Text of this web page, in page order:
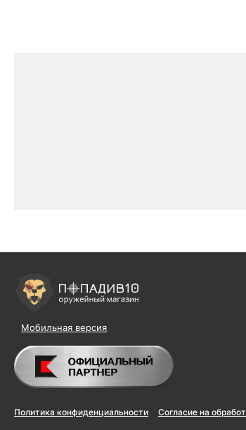
Мобильная версия
Политика конфиденциальности Согласие на